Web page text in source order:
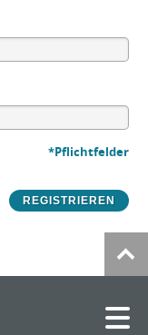
*Pflichtfelder